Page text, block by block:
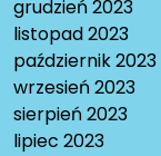
grudzień 2023
listopad 2023
październik 2023
wrzesień 2023
sierpień 2023
lipiec 2023